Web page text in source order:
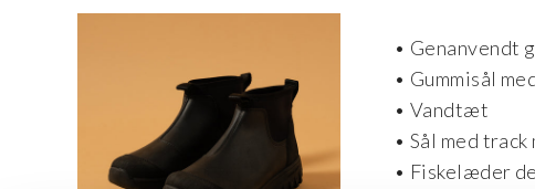
• Genanvendt
• Gummisål
• Vandtæt
• Sål med
• Fiskelæder